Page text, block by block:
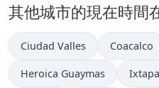
其他城市的現在時間
Ciudad Valles Coacalco
Heroica Guaymas